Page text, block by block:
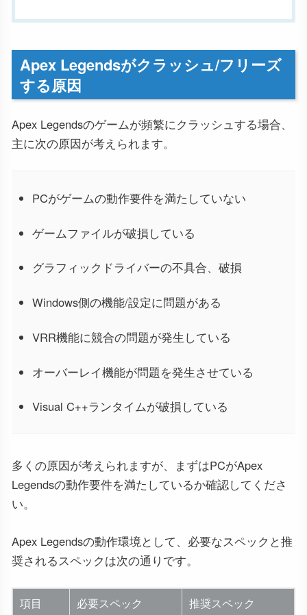
Apex Legendsがクラッシュ/フリーズ
する原因
Apex Legendsのゲームが頻繁にクラッシュする場合、
主に次の原因が考えられます。
PCがゲームの動作要件を満たしていない
ゲームファイルが破損している
グラフィックドライバーの不具合、破損
Windows側の機能/設定に問題がある
VRR機能に競合の問題が発生している
オーバーレイ機能が問題を発生させている
Visual C++ランタイムが破損している
多くの原因が考えられますが、まずはPCがApex
Legendsの動作要件を満たしているか確認してくださ
い。
Apex Legendsの動作環境として、必要なスペックと推
奨されるスペックは次の通りです。
項目 必要スペック 推奨スペック